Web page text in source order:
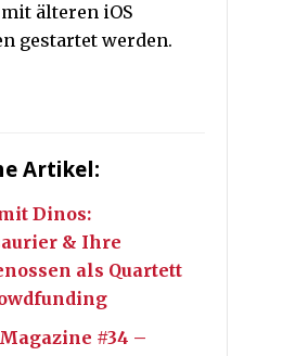
älteren iOS
gestartet werden.
Artikel:
Dinos:
& Ihre
als Quartett
#34 –